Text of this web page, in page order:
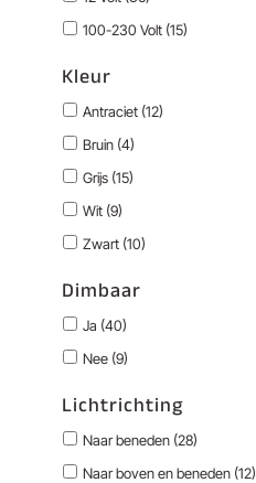
100-230 Volt (15)
Kleur
Antraciet (12)
Bruin (4)
Grijs (15)
Wit (9)
Zwart (10)
Dimbaar
Ja (40)
Nee (9)
Lichtrichting
Naar beneden (28)
Naar boven en beneden (12)